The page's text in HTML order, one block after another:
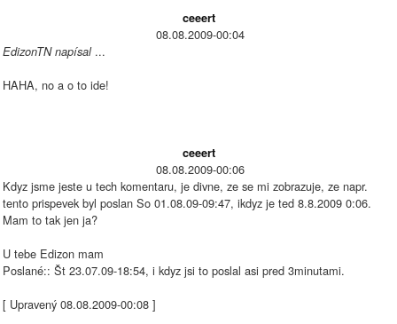
ceeert
08.08.2009-00:04
EdizonTN napísal...
HAHA, no a o to ide!
ceeert
08.08.2009-00:06
Kdyz jsme jeste u tech komentaru, je divne, ze se mi zobrazuje, ze napr.
tento prispevek byl poslan So 01.08.09-09:47, ikdyz je ted 8.8.2009 0:06.
Mam to tak jen ja?
U tebe Edizon mam
Poslané:: Št 23.07.09-18:54, i kdyz jsi to poslal asi pred 3minutami.
[ Upravený 08.08.2009-00:08 ]